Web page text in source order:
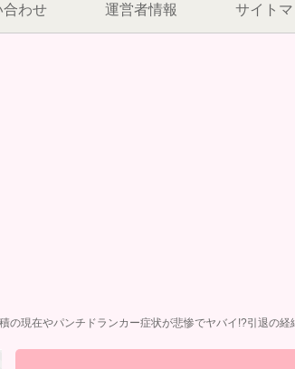
合わせ 運営者情報 サイト
の現在やパンチドランカー症状が悲惨でヤバイ!?引退の